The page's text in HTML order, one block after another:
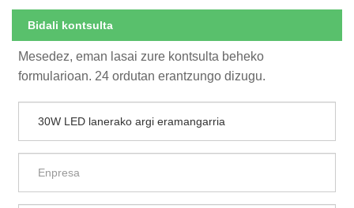
Bidali kontsulta
Mesedez, eman lasai zure kontsulta beheko
formularioan. 24 ordutan erantzungo dizugu.